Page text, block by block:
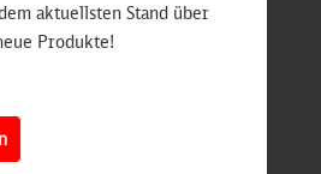
aktuellsten Stand über
Produkte!